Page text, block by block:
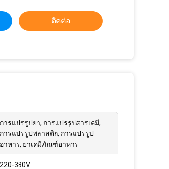
ติดต่อ
การแปรรูปยา, การแปรรูปสารเคมี,
การแปรรูปพลาสติก, การแปรรูป
อาหาร, ยาเคมีภัณฑ์อาหาร
220-380V